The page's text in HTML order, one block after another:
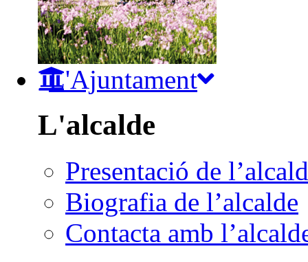
L'Ajuntament
L'alcalde
Presentació de
Biografia de l’alcalde
Contacta amb